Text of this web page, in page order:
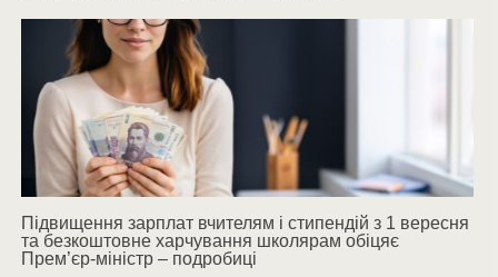
Підвищення зарплат вчителям і стипендій з 1 вересня
та безкоштовне харчування школярам обіцяє
Прем’єр-міністр – подробиці